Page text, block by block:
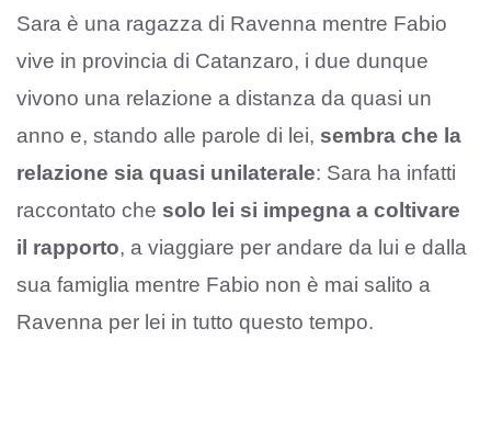
Sara è una ragazza di Ravenna mentre Fabio
vive in provincia di Catanzaro, i due dunque
vivono una relazione a distanza da quasi un
anno e, stando alle parole di lei, sembra che la
relazione sia quasi unilaterale: Sara ha infatti
raccontato che solo lei si impegna a coltivare
il rapporto, a viaggiare per andare da lui e dalla
sua famiglia mentre Fabio non è mai salito a
Ravenna per lei in tutto questo tempo.